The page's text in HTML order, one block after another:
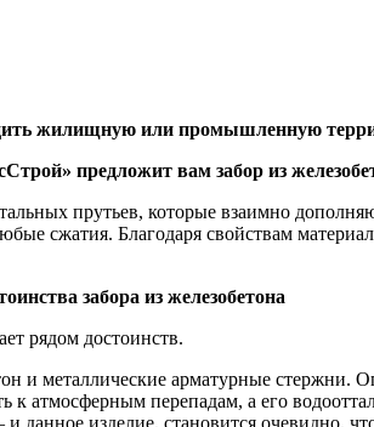
жилищную или промышленную
предложит вам забор из
прутьев, которые взаимно
сжатия. Благодаря свойствам
забора из железобетона
рядом достоинств.
и металлические арматурные стержни.
атмосферным перепадам, а его
изделие, становится очевидно,